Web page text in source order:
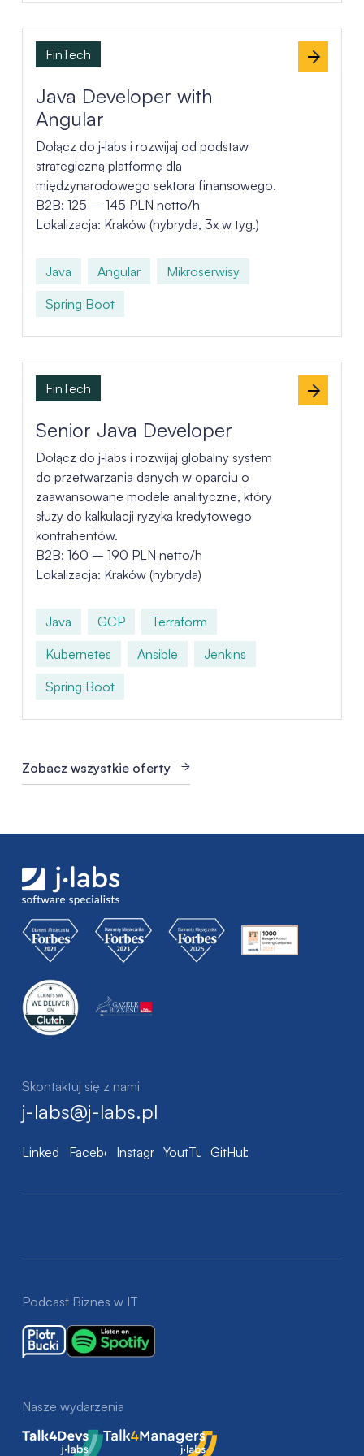
Zobacz wszystkie oferty
Java Developer with
Angular
Dołącz do j‑labs i rozwijaj od podstaw
strategiczną platformę dla
międzynarodowego sektora finansowego.
B2B: 125 – 145 PLN netto/h
Lokalizacja: Kraków (hybryda, 3x w tyg.)
FinTech
Java Angular
Mikroserwisy
Spring Boot
Senior Java Developer
Dołącz do j‑labs i rozwijaj globalny system
do przetwarzania danych w oparciu o
zaawansowane modele analityczne, który
służy do kalkulacji ryzyka kredytowego
kontrahentów.
B2B: 160 – 190 PLN netto/h
Lokalizacja: Kraków (hybryda)
FinTech
Java GCP
Terraform
Kubernetes
Ansible
Jenkins
Spring Boot
Skontaktuj się z nami
j-labs@j-labs.pl
LinkedIn FacebookInstagramYoutTubeGitHub
Podcast Biznes w IT
Nasze wydarzenia
Talk4Devs
Talk4Managers